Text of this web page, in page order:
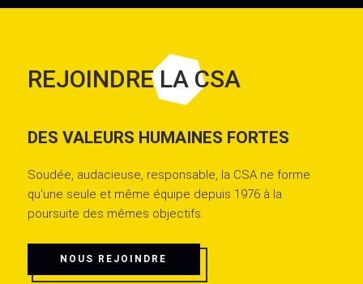
REJOINDRE LA CSA
DES VALEURS HUMAINES FORTES
Soudée, audacieuse, responsable, la CSA ne forme
qu'une seule et même équipe depuis 1976 à la
poursuite des mêmes objectifs.
NOUS REJOINDRE